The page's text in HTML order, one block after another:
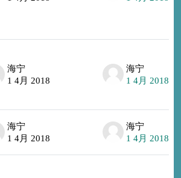
海宁
1 4月 2018
海宁
1 4月 2018
海宁
1 4月 2018
海宁
1 4月 2018